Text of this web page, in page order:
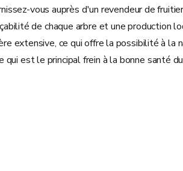
vous auprès d'un revendeur de
de chaque arbre et une production
extensive, ce qui offre la possibilité à la
est le principal frein à la bonne santé